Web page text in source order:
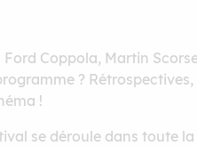
Coppola, Martin
?
!
se déroule dans toute